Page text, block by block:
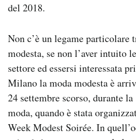
del 2018.
Non c’è un legame particolare
modesta, se non l’aver intuito
settore ed essersi interessata
Milano la moda modesta è
24 settembre scorso, durante
moda, quando è stata
Week Modest Soirée. In